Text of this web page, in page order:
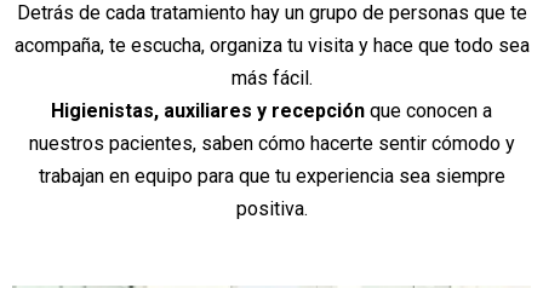
Detrás de cada tratamiento hay un grupo de personas que te
acompaña, te escucha, organiza tu visita y hace que todo sea
más fácil.
Higienistas, auxiliares y recepción que conocen a
nuestros pacientes, saben cómo hacerte sentir cómodo y
trabajan en equipo para que tu experiencia sea siempre
positiva.